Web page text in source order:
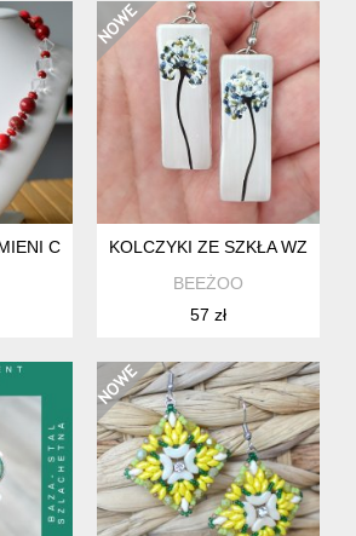
CLASSICO IN RED
KOLCZYKI ZE SZKŁA WZÓR
BEEŻOO
57 zł